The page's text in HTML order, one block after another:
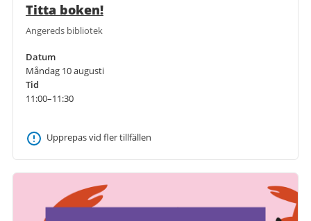
Titta boken!
Angereds bibliotek
Datum
Måndag 10 augusti
Tid
11:00–11:30
Upprepas vid fler tillfällen